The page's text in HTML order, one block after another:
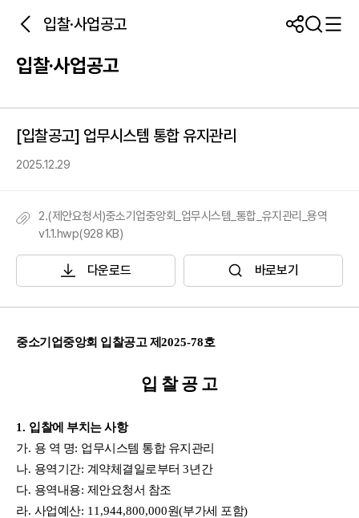
입찰·사업공고
입찰·사업공고
[입찰공고] 업무시스템 통합 유지관리
2025.12.29
2.(제안요청서)중소기업중앙회_업무시스템_통합_유지관리_용역
v1.1.hwp(928 KB)
다운로드 바로보기
중소기업중앙회 입찰공고 제2025-78호
입 찰 공 고
1. 입찰에 부치는 사항
가. 용 역 명: 업무시스템 통합 유지관리
나. 용역기간: 계약체결일로부터3년간
다. 용역내용: 제안요청서 참조
라. 사업예산: 11,944,800,000원(부가세 포함)